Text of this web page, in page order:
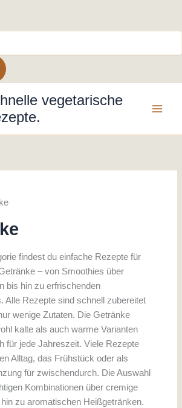
vegetarische
findest du einfache Rezepte für
– von Smoothies über
bis hin zu erfrischenden
Alle Rezepte sind schnell zubereitet
wenige Zutaten. Die Getränke
kalte als auch warme Varianten
für jede Jahreszeit. Viele Rezepte
Alltag, das Frühstück oder als
für zwischendurch. Die Auswahl
Kombinationen über cremige
zu aromatischen Heißgetränken.